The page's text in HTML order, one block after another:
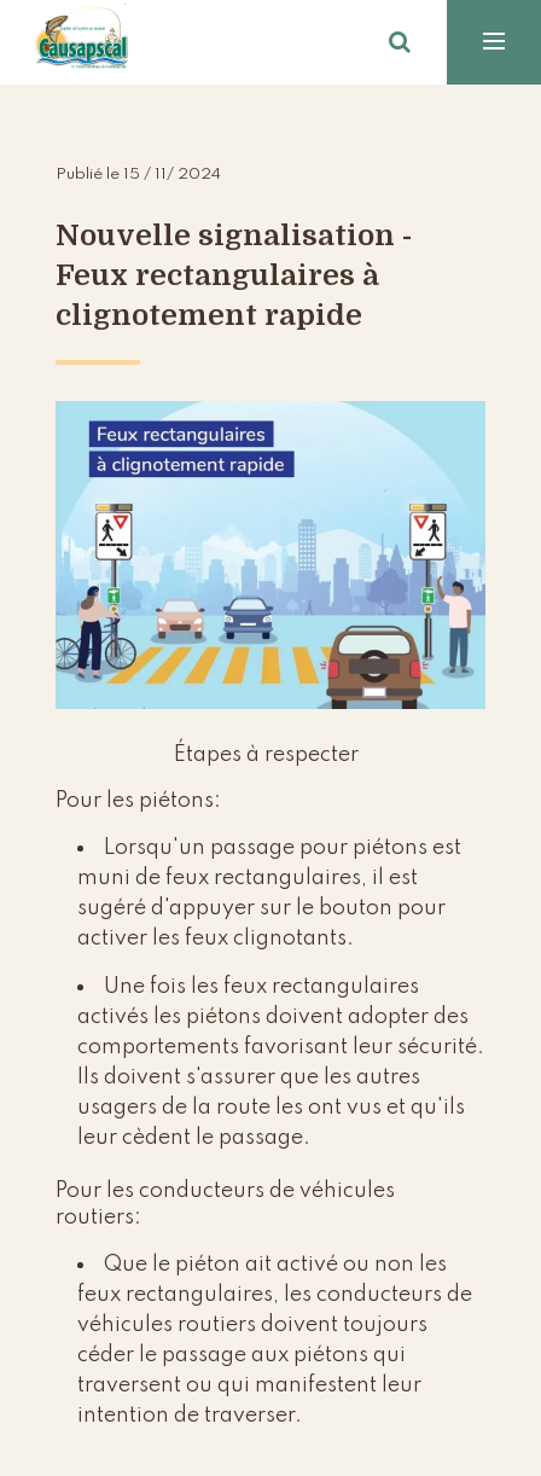
Publié le 15 / 11/ 2024
Nouvelle signalisation -
Feux rectangulaires à
clignotement rapide
Étapes à respecter
Pour les piétons:
Lorsqu'un passage pour piétons est
muni de feux rectangulaires, il est
sugéré d'appuyer sur le bouton pour
activer les feux clignotants.
Une fois les feux rectangulaires
activés les piétons doivent adopter des
comportements favorisant leur sécurité.
Ils doivent s'assurer que les autres
usagers de la route les ont vus et qu'ils
leur cèdent le passage.
Pour les conducteurs de véhicules
routiers:
Que le piéton ait activé ou non les
feux rectangulaires, les conducteurs de
véhicules routiers doivent toujours
céder le passage aux piétons qui
traversent ou qui manifestent leur
intention de traverser.